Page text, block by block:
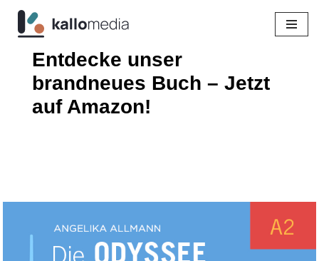
Zum
Inhalt
springen
Entdecke unser
brandneues Buch – Jetzt
auf Amazon!